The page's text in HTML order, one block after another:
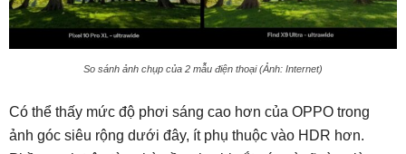
So sánh ảnh chụp của 2 mẫu điện thoại (Ảnh: Internet)
Có thể thấy mức độ phơi sáng cao hơn của OPPO trong
ảnh góc siêu rộng dưới đây, ít phụ thuộc vào HDR hơn.